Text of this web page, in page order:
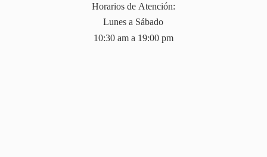
Horarios de Atención:
Lunes a Sábado
10:30 am a 19:00 pm